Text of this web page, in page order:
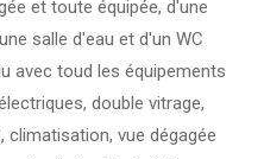
et toute équipée, d'une
salle d'eau et d'un WC
avec toud les équipements
double vitrage,
climatisation, vue dégagée